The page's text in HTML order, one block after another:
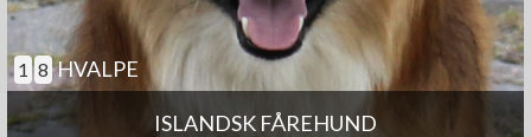
ISLANDSK FÅREHUND
1 8 HVALPE